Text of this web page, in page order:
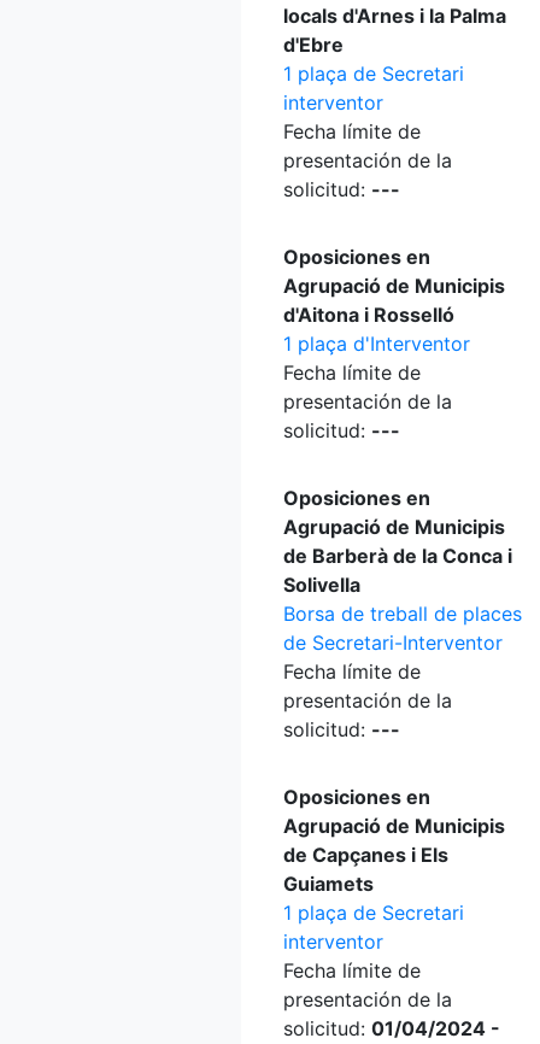
locals d'Arnes i la Palma
d'Ebre
1 plaça de Secretari
interventor
Fecha límite de
presentación de la
solicitud: ---
Oposiciones en
Agrupació de Municipis
d'Aitona i Rosselló
1 plaça d'Interventor
Fecha límite de
presentación de la
solicitud: ---
Oposiciones en
Agrupació de Municipis
de Barberà de la Conca i
Solivella
Borsa de treball de places
de Secretari-Interventor
Fecha límite de
presentación de la
solicitud: ---
Oposiciones en
Agrupació de Municipis
de Capçanes i Els
Guiamets
1 plaça de Secretari
interventor
Fecha límite de
presentación de la
solicitud: 01/04/2024 -